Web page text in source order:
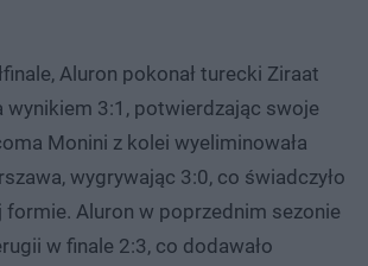
Aluron pokonał turecki Ziraat
wynikiem 3:1, potwierdzając swoje
Monini z kolei wyeliminowała
wygrywając 3:0, co świadczyło
formie. Aluron w poprzednim sezonie
w finale 2:3, co dodawało